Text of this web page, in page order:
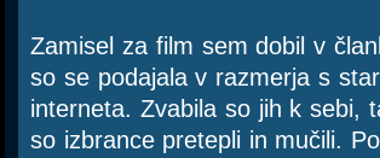
Zamisel za film sem dobil v
so se podajala v razmerja s
interneta. Zvabila so jih k sebi,
so izbrance pretepli in mučili.